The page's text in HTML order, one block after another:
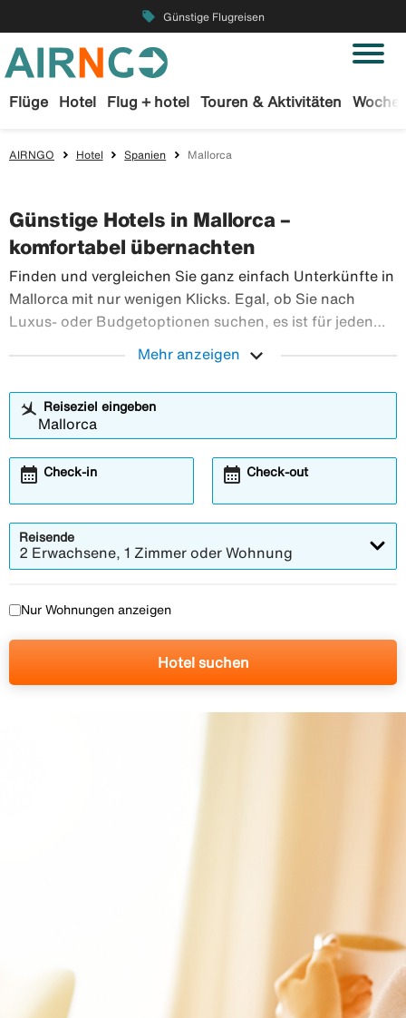
local_offer Günstige Flugreisen
Flüge Hotel Flug + hotel Touren & Aktivitäten
AIRNGO Hotel Spanien Mallorca
Günstige Hotels in Mallorca –
komfortabel übernachten
Finden und vergleichen Sie ganz einfach Unterkünfte in
Mallorca mit nur wenigen Klicks. Egal, ob Sie nach
Luxus- oder Budgetoptionen suchen, es ist für jeden
Sie die Ergebnisse mit unseren Filtern an, um das Hotel
zu finden, das am besten zu Ihnen passt.
Mehr anzeigen expand_more
Reiseziel eingeben
Check-in
calendar_month Check-out
calendar_month
Reisende
2 Erwachsene, 1 Zimmer oder Wohnung
Nur Wohnungen anzeigen
Hotel suchen